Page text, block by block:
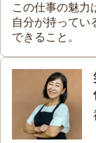
この仕事の魅力
自分が持ってい
できること。